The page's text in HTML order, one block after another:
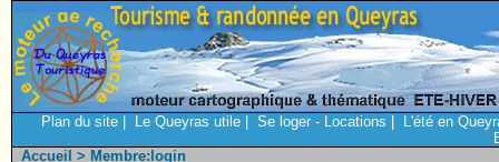
Plan du site Le Queyras utile Se loger - Locations
L'été en
Accueil > Membre:login